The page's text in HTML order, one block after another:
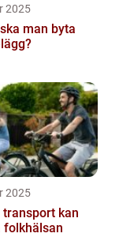
2025
man byta
2025
transport kan